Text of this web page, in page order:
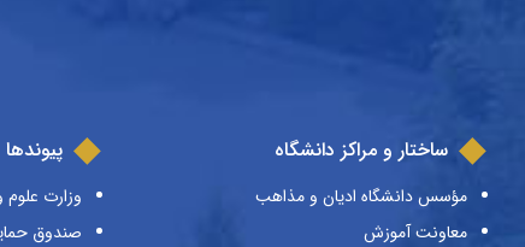
ساختار و مراکز دانشگاه
مؤسس دانشگاه ادیان و مذاهب
معاونت آموزش
پیوندها
وزارت علوم
صندوق